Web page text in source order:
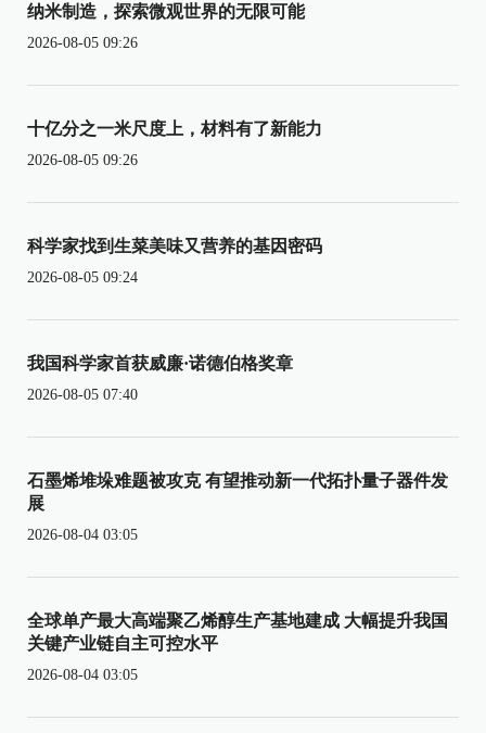
纳米制造，探索微观世界的无限可能
2026-08-05 09:26
十亿分之一米尺度上，材料有了新能力
2026-08-05 09:26
科学家找到生菜美味又营养的基因密码
2026-08-05 09:24
我国科学家首获威廉·诺德伯格奖章
2026-08-05 07:40
石墨烯堆垛难题被攻克 有望推动新一代拓扑量子器件发
展
2026-08-04 03:05
全球单产最大高端聚乙烯醇生产基地建成 大幅提升我国
关键产业链自主可控水平
2026-08-04 03:05